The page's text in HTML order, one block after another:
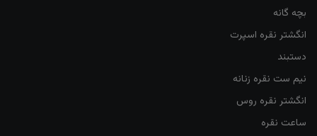
بچه گانه
انگشتر نقره اسپرت
دستبند
نیم ست نقره زنانه
انگشتر نقره روس
ساعت نقره